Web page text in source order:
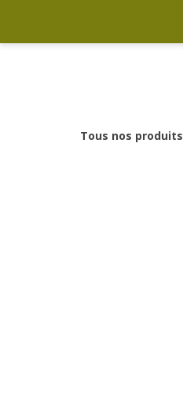
Tous nos produits